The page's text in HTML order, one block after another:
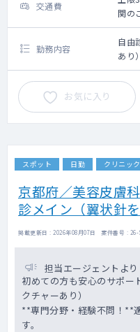
交通費
関の
クシ
勤務内容
自由
あり）
お気に入り
スポット 日勤 クリニック
京都府／美容皮膚
診メイン（翼状針
掲載更新日 : 2026年08月07日 案件番号 : 26-
担当エージェントより
初めての方も安心のサポー
クチャーあり）
**専門分野・経験不問！**
す。